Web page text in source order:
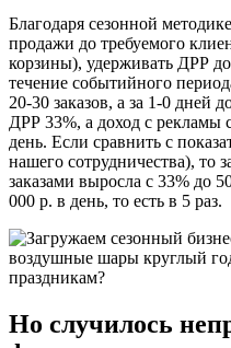
Благодаря сезонной
продажи до требуемого
корзины), удерживать ДРР
течение событийного
20-30 заказов, а за 1-0 дней
ДРР 33%, а доход с рекламы
день. Если сравнить с
нашего сотрудничества), то
заказами выросла с 33% до
000 р. в день, то есть в 5 раз.
Но случилось